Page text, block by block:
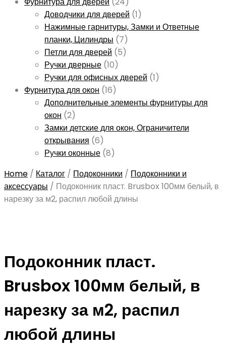
Доводчики для дверей (1)
Нажимные гарнитуры, Замки и Ответные
планки, Цилиндры (7)
Петли для дверей (5)
Ручки дверные (10)
Ручки для офисных дверей (1)
Фурнитура для окон (16)
Дополнительные элементы фурнитуры для
окон (2)
Замки детские для окон, Ограничители
открывания (6)
Ручки оконные (8)
Home / Каталог / Подоконники / Подоконники и
аксессуары / Подоконник пласт. Brusbox 100мм белый, в
нарезку за м2, распил любой длины
Подоконник пласт.
Brusbox 100мм белый, в
нарезку за м2, распил
любой длины